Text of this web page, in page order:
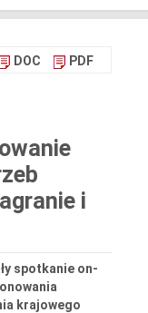
DOC PDF
i
spotkanie on-
krajowego